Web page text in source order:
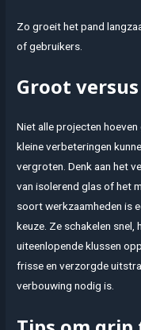
Zo groeit het pand
of gebruikers.
Groot
Niet alle projecten
kleine verbeteringen
vergroten. Denk aan het
van isolerend glas of het
soort werkzaamheden is
keuze. Ze schakelen snel,
uiteenlopende klussen
frisse en verzorgde
verbouwing nodig is.